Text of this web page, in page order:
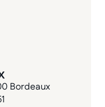
Bordeaux